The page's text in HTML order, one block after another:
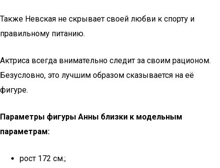
Также Невская не скрывает своей любви к спорту и
правильному питанию.
Актриса всегда внимательно следит за своим рационом.
Безусловно, это лучшим образом сказывается на её
фигуре.
Параметры фигуры Анны близки к модельным
параметрам:
рост 172 см.;